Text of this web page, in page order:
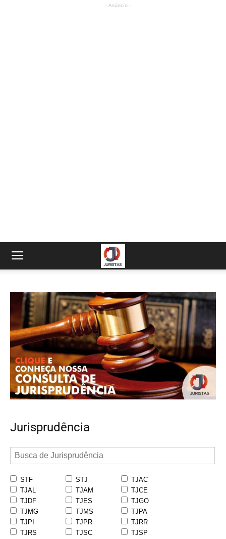
- Anúncio -
Jurisprudência
STF STJ
TJAC
TJAL
TJAM
TJCE
TJDF
TJES
TJGO
TJMG
TJMS
TJPA
TJPI
TJPR
TJRR
TJRS
TJSC
TJSP